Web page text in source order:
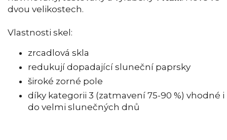
dvou velikostech.
Vlastnosti skel:
zrcadlová skla
redukují dopadající sluneční paprsky
široké zorné pole
díky kategorii 3 (zatmavení 75-90 %) vhodné i
do velmi slunečných dnů